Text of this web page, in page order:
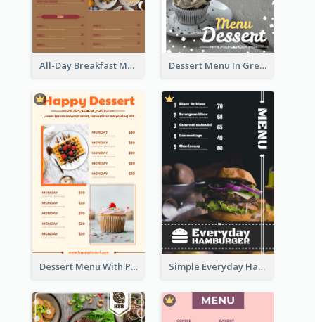
All-Day Breakfast Menu In Brown And Red Dessert Menu In Grey Colour Tone
Dessert Menu With Photos Of Cakes Simple Everyday Hamburger Menu In Black